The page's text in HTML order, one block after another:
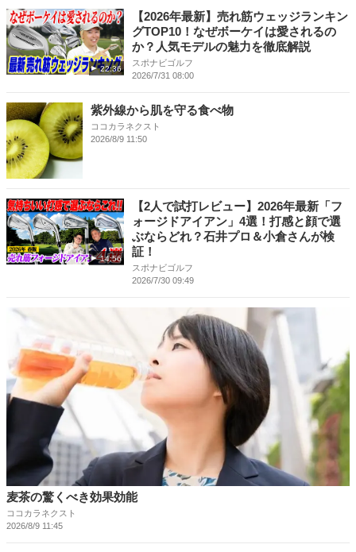
22:36
【2026年最新】売れ筋ウェッジランキン
グTOP10！なぜボーケイは愛されるの
か？人気モデルの魅力を徹底解説
スポナビゴルフ
2026/7/31 08:00
紫外線から肌を守る食べ物
ココカラネクスト
2026/8/9 11:50
14:56
【2人で試打レビュー】2026年最新「フ
ォージドアイアン」4選！打感と顔で選
ぶならどれ？石井プロ＆小倉さんが検
証！
スポナビゴルフ
2026/7/30 09:49
麦茶の驚くべき効果効能
ココカラネクスト
2026/8/9 11:45